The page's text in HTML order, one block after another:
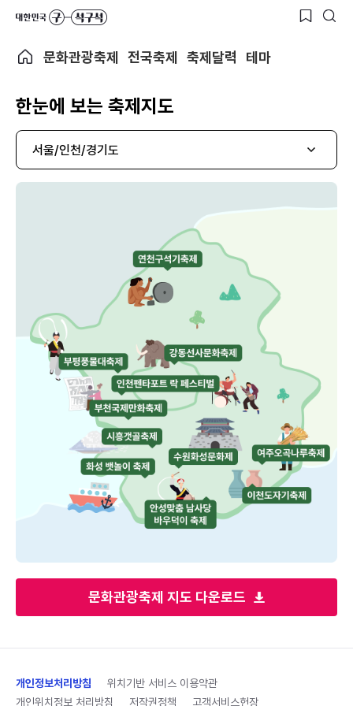
문화관광축제 전국축제 축제달력 테마
한눈에 보는 축제지도
문화관광축제 지도 다운로드
서울/인천/경기도
개인정보처리방침
위치기반 서비스 이용약관
개인위치정보 처리방침
저작권정책 고객서비스헌장